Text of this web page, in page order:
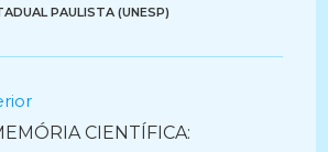
PAULISTA (UNESP)
CIENTÍFICA: